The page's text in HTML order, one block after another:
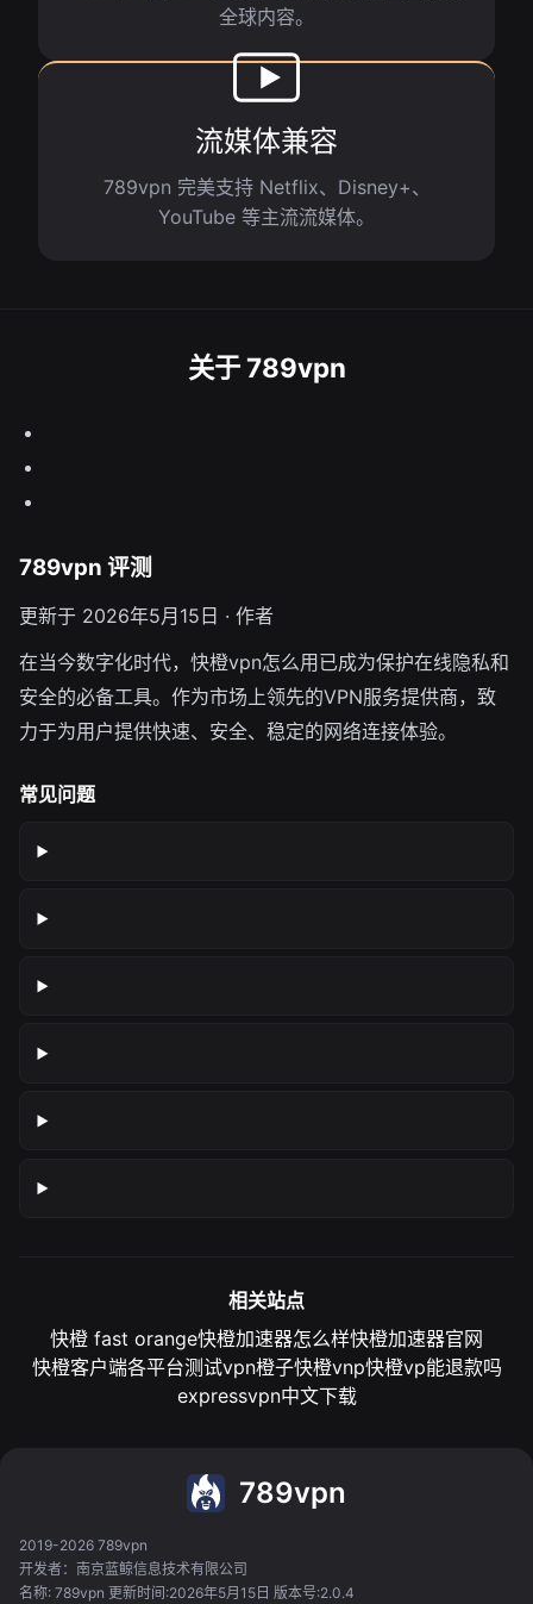
全球内容。
流媒体兼容
789vpn 完美支持 Netflix、Disney+、
YouTube 等主流流媒体。
关于 789vpn
789vpn 评测
更新于 2026年5月15日 · 作者
在当今数字化时代，快橙vpn怎么用已成为保护在线隐私和
安全的必备工具。作为市场上领先的VPN服务提供商，致
力于为用户提供快速、安全、稳定的网络连接体验。
常见问题
相关站点
快橙 fast orange快橙加速器怎么样快橙加速器官网
快橙客户端各平台测试vpn橙子快橙vnp快橙vp能退款吗
expressvpn中文下载
789vpn
2019-2026 789vpn
开发者：南京蓝鲸信息技术有限公司
名称: 789vpn 更新时间:2026年5月15日 版本号:2.0.4